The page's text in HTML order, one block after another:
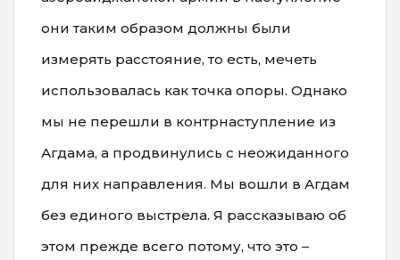
они таким образом должны были
измерять расстояние, то есть, мечеть
использовалась как точка опоры. Однако
мы не перешли в контрнаступление из
Агдама, а продвинулись с неожиданного
для них направления. Мы вошли в Агдам
без единого выстрела. Я рассказываю об
этом прежде всего потому, что это –